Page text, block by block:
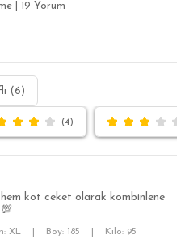
19 Yorum
(6)
(4)
kot ceket olarak kombinlene
XL Boy: 185 Kilo: 95